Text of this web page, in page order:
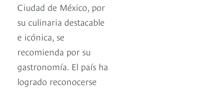
Ciudad de México, por
su culinaria destacable
e icónica, se
recomienda por su
gastronomía. El país ha
logrado reconocerse